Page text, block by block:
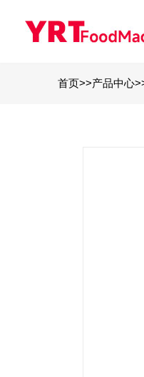
首页>>产品中心